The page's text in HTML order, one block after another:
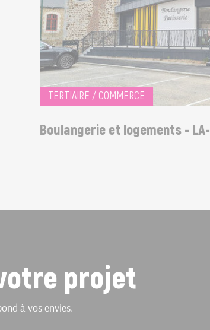
TERTIAIRE / COMMERCE
Boulangerie et logements - LA-
projet
à vos envies.